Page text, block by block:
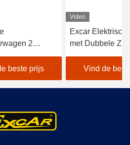
Excar Elektrische Golfkar
met Dubbele Zitplaatsen
48V Lithium Batterij
Vind de beste prijs